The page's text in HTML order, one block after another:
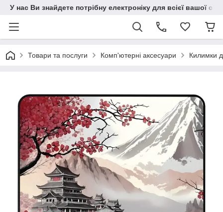
У нас Ви знайдете потрібну електроніку для всієї вашої
Товари та послуги Комп'ютерні аксесуари Килимки